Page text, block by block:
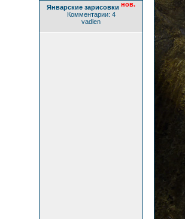
Январские зарисовки нов.
Комментарии: 4
vadlen